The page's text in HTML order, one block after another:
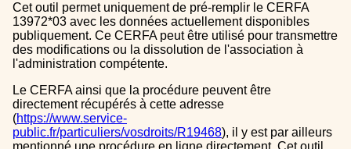
Cet outil permet uniquement de pré-remplir le CERFA
13972*03 avec les données actuellement disponibles
publiquement. Ce CERFA peut être utilisé pour transmettre
des modifications ou la dissolution de l'association à
l'administration compétente.
Le CERFA ainsi que la procédure peuvent être
directement récupérés à cette adresse
(https://www.service-
public.fr/particuliers/vosdroits/R19468), il y est par ailleurs
mentionné une procédure en ligne directement. Cet outil